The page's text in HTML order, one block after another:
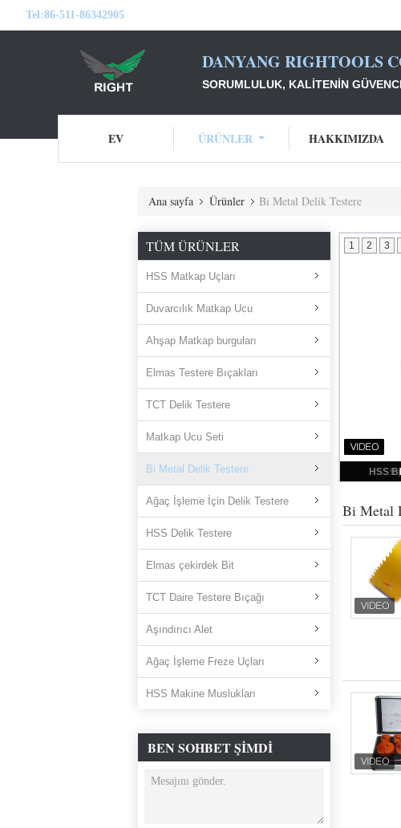
Tel:86-511-86342905
DANYANG RIGHTOOLS
SORUMLULUK, KALITENIN
EV ÜRÜNLER HAKKIMIZDA
Ana sayfa Ürünler Bi Metal Delik Testere
TÜM ÜRÜNLER
HSS Matkap Uçları
Duvarcılık Matkap Ucu
Ahşap Matkap burguları
Elmas Testere Bıçakları
TCT Delik Testere
Matkap Ucu Seti
Bi Metal Delik Testere
Ağaç İşleme İçin Delik Testere
HSS Delik Testere
Elmas çekirdek Bit
TCT Daire Testere Bıçağı
Aşındırıcı Alet
Ağaç İşleme Freze Uçları
HSS Makine Muslukları
BEN SOHBET ŞIMDI
Bi-
1 2 3
Bi Metal